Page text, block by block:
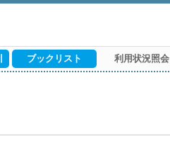
ブックリスト 利用状況照会